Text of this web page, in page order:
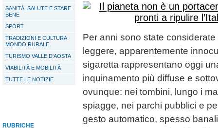
SANITÀ, SALUTE E STARE
BENE
SPORT
TRADIZIONI E CULTURA
MONDO RURALE
TURISMO VALLE D'AOSTA
VIABILITÀ E MOBILITÀ
TUTTE LE NOTIZIE
RUBRICHE
Per anni sono state
leggere, apparentemente
sigaretta rappresentano oggi
inquinamento più diffuse e
ovunque: nei tombini, lungo i
spiagge, nei parchi pubblici e
gesto automatico, spesso